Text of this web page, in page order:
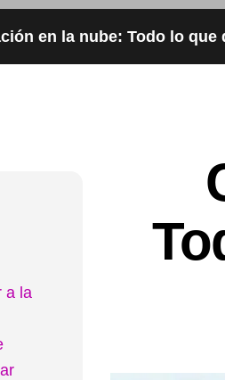
en la nube: Todo lo
a la